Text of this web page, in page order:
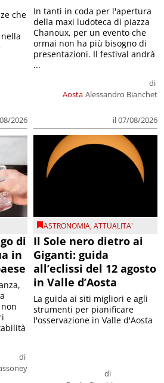
2026
che
Aosta
di
Alessandro Bianchet
il 07/08/2026
In tanti in coda per l'apertura
della maxi ludoteca di piazza
Chanoux, per un evento che
ormai non ha più bisogno di
presentazioni. Il festival andrà
...
di
in
di
ASTRONOMIA,ATTUALITA'
Il Sole nero dietro ai
Giganti: guida
all’eclissi del 12 agosto
in Valle d’Aosta
di
La guida ai siti migliori e agli
strumenti per pianificare
l'osservazione in Valle d'Aosta